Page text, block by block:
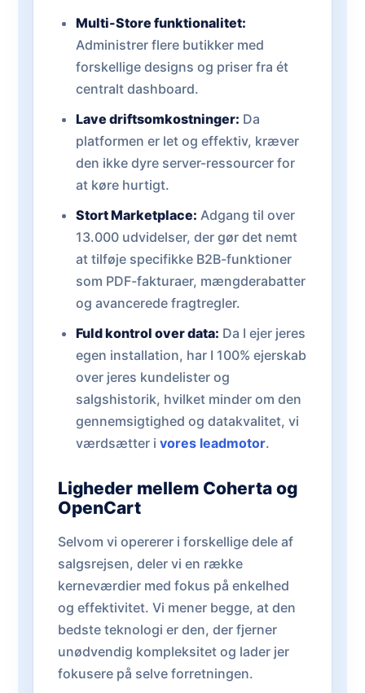
Multi-Store funktionalitet:
Administrer flere butikker med
forskellige designs og priser fra ét
centralt dashboard.
Lave driftsomkostninger: Da
platformen er let og effektiv, kræver
den ikke dyre server-ressourcer for
at køre hurtigt.
Stort Marketplace: Adgang til over
13.000 udvidelser, der gør det nemt
at tilføje specifikke B2B-funktioner
som PDF-fakturaer, mængderabatter
og avancerede fragtregler.
Fuld kontrol over data: Da I ejer jeres
egen installation, har I 100% ejerskab
over jeres kundelister og
salgshistorik, hvilket minder om den
gennemsigtighed og datakvalitet, vi
værdsætter i vores leadmotor.
Ligheder mellem Coherta og
OpenCart
Selvom vi opererer i forskellige dele af
salgsrejsen, deler vi en række
kerneværdier med fokus på enkelhed
og effektivitet. Vi mener begge, at den
bedste teknologi er den, der fjerner
unødvendig kompleksitet og lader jer
fokusere på selve forretningen.